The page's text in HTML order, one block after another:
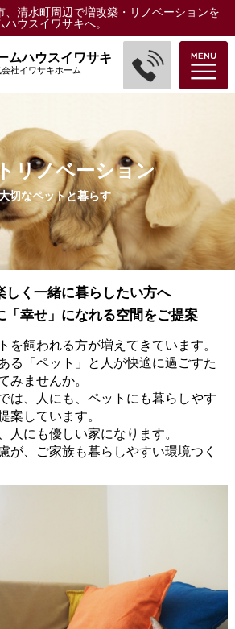
、清水町周辺で増改築・リノベーションを
ウスイワサキへ。
ムハウスイワサキ
社イワサキホーム
リノベーション
切なペットと暮らす
しく一緒に暮らしたい方へ
「幸せ」になれる空間をご提案
を飼われる方が増えてきています。
る「ペット」と人が快適に過ごすた
みませんか。
は、人にも、ペットにも暮らしやす
案しています。
人にも優しい家になります。
が、ご家族も暮らしやすい環境つく